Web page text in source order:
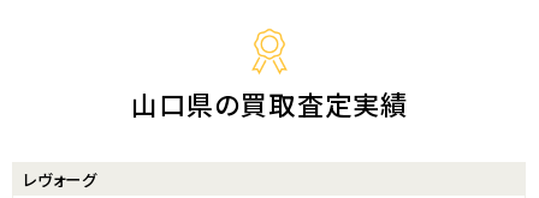
山口県の買取査定実績
レヴォーグ